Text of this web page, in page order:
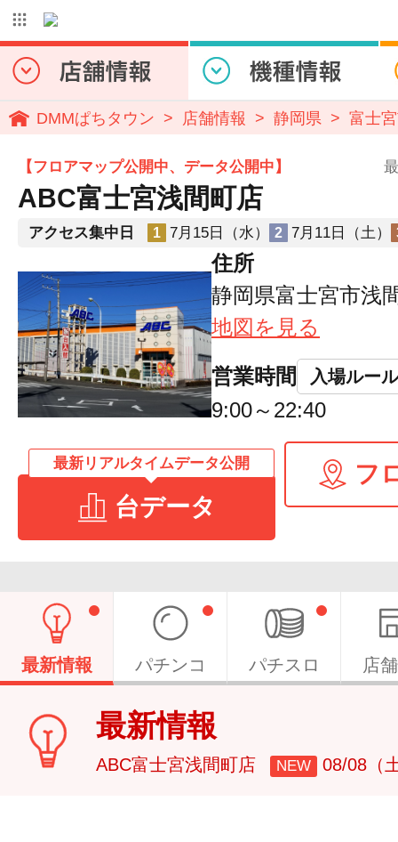
DMMぱちタウン 店舗情報 静岡県 富士
【フロアマップ公開中、データ公開中】
ABC富士宮浅間町店
アクセス集中日 1 7月15日（水） 2 7月11日（土）
住所
静岡県富士宮市浅
地図を見る
営業時間 入場ルール
9:00～22:40
最新リアルタイムデータ公開
台データ
フ
最新情報 パチンコ パチスロ 店
最新情報
ABC富士宮浅間町店 NEW 08/08（